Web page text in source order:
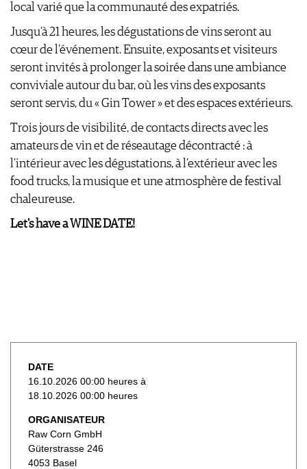
ABONNER
RECHERCHE VINS
NEWSLETTER
WINE TRADE CLUB
OFFRES D'EMPLOIS
PRESSE
MENTIONS LÉGALES
CGV & PROTECTION DES
DONNÉES
FAQ
local varié que la communauté des expatriés.
Jusqu’à 21 heures, les dégustations de vins seront au
cœur de l’événement. Ensuite, exposants et visiteurs
seront invités à prolonger la soirée dans une ambiance
conviviale autour du bar, où les vins des exposants
seront servis, du « Gin Tower » et des espaces extérieurs.
Trois jours de visibilité, de contacts directs avec les
amateurs de vin et de réseautage décontracté : à
l’intérieur avec les dégustations, à l’extérieur avec les
food trucks, la musique et une atmosphère de festival
chaleureuse.
Let's have a WINE DATE!
DATE
16.10.2026 00:00 heures à
18.10.2026 00:00 heures
ORGANISATEUR
Raw Corn GmbH
Güterstrasse 246
4053 Basel